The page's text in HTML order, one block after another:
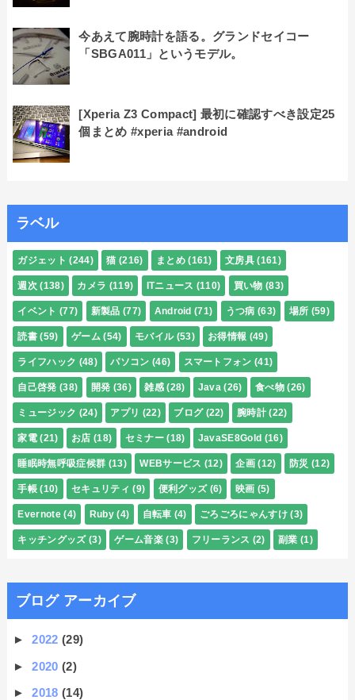
今あえて腕時計を語る。グランドセイコー
「SBGA011」というモデル。
[Xperia Z3 Compact] 最初に確認すべき設定25
個まとめ #xperia #android
ラベル
ガジェット (244) 猫 (216) まとめ (161) 文房具 (161)
週次 (138) カメラ (119) ITニュース (110) 買い物 (83)
イベント (77) 新製品 (77) Android (71) うつ病 (63) 場所 (59)
読書 (59) ゲーム (54) モバイル (53) お得情報 (49)
ライフハック (48) パソコン (46) スマートフォン (41)
自己啓発 (38) 開発 (36) 雑感 (28) Java (26) 食べ物 (26)
ミュージック (24) アプリ (22) ブログ (22) 腕時計 (22)
家電 (21) お店 (18) セミナー (18) JavaSE8Gold (16)
睡眠時無呼吸症候群 (13) WEBサービス (12) 企画 (12) 防災 (12)
手帳 (10) セキュリティ (9) 便利グッズ (6) 映画 (5)
Evernote (4) Ruby (4) 自転車 (4) ごろごろにゃんすけ (3)
キッチングッズ (3) ゲーム音楽 (3) フリーランス (2) 副業 (1)
ブログ アーカイブ
►2022(29)
►2020(2)
►2018(14)